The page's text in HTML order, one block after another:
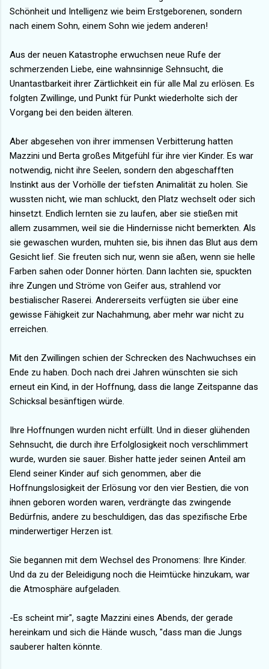
Schönheit und Intelligenz wie beim Erstgeborenen, sondern
nach einem Sohn, einem Sohn wie jedem anderen!
Aus der neuen Katastrophe erwuchsen neue Rufe der
schmerzenden Liebe, eine wahnsinnige Sehnsucht, die
Unantastbarkeit ihrer Zärtlichkeit ein für alle Mal zu erlösen. Es
folgten Zwillinge, und Punkt für Punkt wiederholte sich der
Vorgang bei den beiden älteren.
Aber abgesehen von ihrer immensen Verbitterung hatten
Mazzini und Berta großes Mitgefühl für ihre vier Kinder. Es war
notwendig, nicht ihre Seelen, sondern den abgeschafften
Instinkt aus der Vorhölle der tiefsten Animalität zu holen. Sie
wussten nicht, wie man schluckt, den Platz wechselt oder sich
hinsetzt. Endlich lernten sie zu laufen, aber sie stießen mit
allem zusammen, weil sie die Hindernisse nicht bemerkten. Als
sie gewaschen wurden, muhten sie, bis ihnen das Blut aus dem
Gesicht lief. Sie freuten sich nur, wenn sie aßen, wenn sie helle
Farben sahen oder Donner hörten. Dann lachten sie, spuckten
ihre Zungen und Ströme von Geifer aus, strahlend vor
bestialischer Raserei. Andererseits verfügten sie über eine
gewisse Fähigkeit zur Nachahmung, aber mehr war nicht zu
erreichen.
Mit den Zwillingen schien der Schrecken des Nachwuchses ein
Ende zu haben. Doch nach drei Jahren wünschten sie sich
erneut ein Kind, in der Hoffnung, dass die lange Zeitspanne das
Schicksal besänftigen würde.
Ihre Hoffnungen wurden nicht erfüllt. Und in dieser glühenden
Sehnsucht, die durch ihre Erfolglosigkeit noch verschlimmert
wurde, wurden sie sauer. Bisher hatte jeder seinen Anteil am
Elend seiner Kinder auf sich genommen, aber die
Hoffnungslosigkeit der Erlösung vor den vier Bestien, die von
ihnen geboren worden waren, verdrängte das zwingende
Bedürfnis, andere zu beschuldigen, das das spezifische Erbe
minderwertiger Herzen ist.
Sie begannen mit dem Wechsel des Pronomens: Ihre Kinder.
Und da zu der Beleidigung noch die Heimtücke hinzukam, war
die Atmosphäre aufgeladen.
-Es scheint mir", sagte Mazzini eines Abends, der gerade
hereinkam und sich die Hände wusch, "dass man die Jungs
sauberer halten könnte.